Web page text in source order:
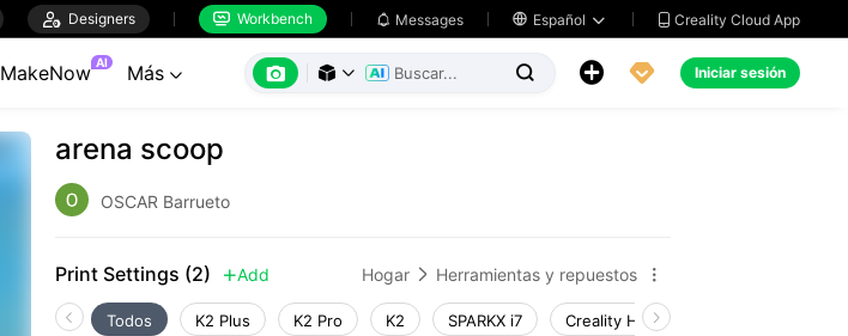
 Designers  Workbench  Messages  Español   Creality Cloud App
MakeNow AI Más        Iniciar sesión
arena scoop
OSCAR Barrueto
Print Settings (2) Add Hogar  Herramientas y repuestos 
Todos K2 Plus K2 Pro K2 SPARKX i7 Creality Hi